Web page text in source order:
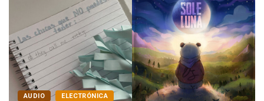
AUDIO INDIE